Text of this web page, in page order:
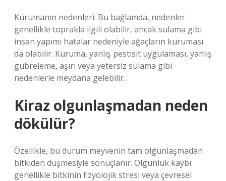
Kurumanın nedenleri: Bu bağlamda, nedenler
genellikle toprakla ilgili olabilir, ancak sulama gibi
insan yapımı hatalar nedeniyle ağaçların kuruması
da olabilir. Kuruma, yanlış pestisit uygulaması, yanlış
gübreleme, aşırı veya yetersiz sulama gibi
nedenlerle meydana gelebilir.
Kiraz olgunlaşmadan neden
dökülür?
Özellikle, bu durum meyvenin tam olgunlaşmadan
bitkiden düşmesiyle sonuçlanır. Olgunluk kaybı
genellikle bitkinin fizyolojik stresi veya çevresel